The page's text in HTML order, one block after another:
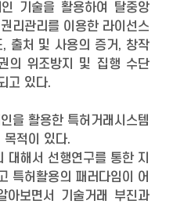
기술을 활용하여 탈중앙
리관리를 이용한 라이선스
출처 및 사용의 증거, 창작
의 위조방지 및 집행 수단
고 있다.
을 활용한 특허거래시스템
목적이 있다.
대해서 선행연구를 통한 지
특허활용의 패러다임이 어
아보면서 기술거래 부진과